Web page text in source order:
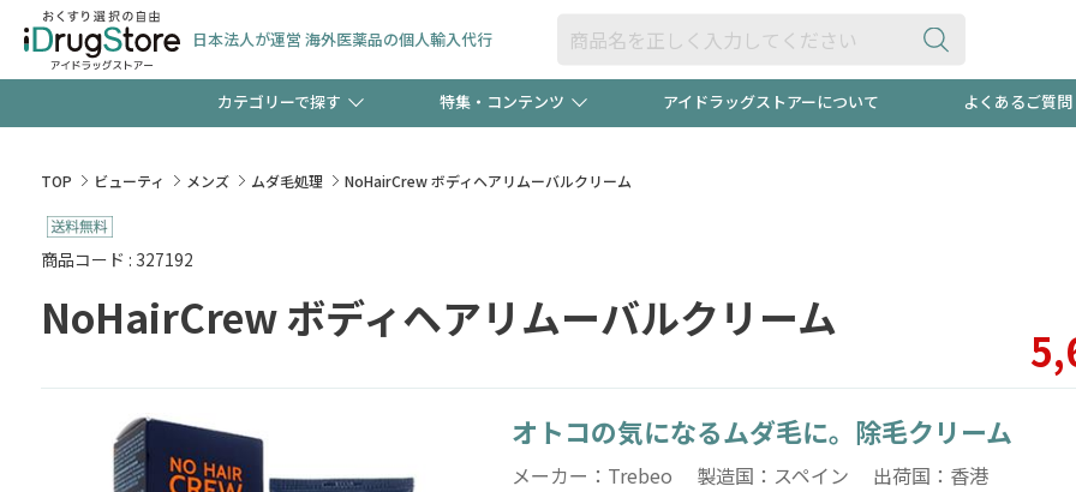
日本法人が運営 海外医薬品の個人輸入代行
カテゴリーで探す
検査キット ペット用品 オトナ向け
特集・コンテンツ
【週末限定】新規会員登録ポイント2倍600円分プレ
極冷メントールで、夏の頭皮ストレスを完全リセッ
ト！
当店スタッフが贈る音声プログラム 友だち
アイドラッグストアーについて よくあるご質問
TOP ビューティ メンズ ムダ毛処理 NoHairCrew ボディヘアリムーバルクリーム
商品コード : 327192
NoHairCrew ボディヘアリムーバルクリーム
オトコの気になるムダ毛に。除毛クリーム
メーカー：Trebeo 製造国：スペイン 出荷国：香港